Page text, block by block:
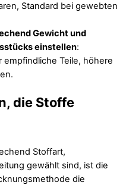
Standard bei gewebten
Gewicht und
einstellen:
Teile, höhere
die Stoffe
Stoffart,
gewählt sind, ist die
die